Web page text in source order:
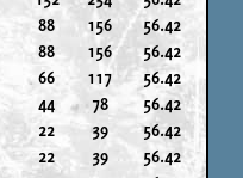
88 156
56.42
88 156
56.42
66 117
56.42
44 78
56.42
22 39
56.42
22 39
56.42